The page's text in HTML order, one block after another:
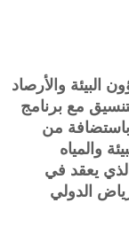
البيئة والأرصاد
مع برنامج
من
والمياه
يعقد في
2024 بمركز الرياض الدولي